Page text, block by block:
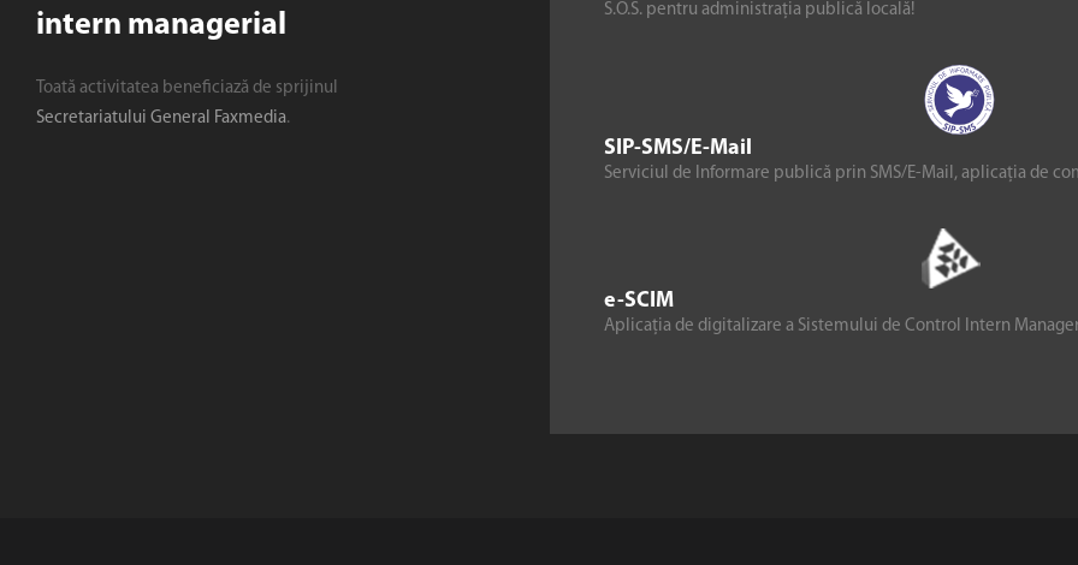
intern managerial
Toată activitatea beneficiază de sprijinul
Secretariatului General Faxmedia.
S.O.S. pentru administrația publică locală!
SIP-SMS/E-Mail
Serviciul de Informare publică prin SMS/E-Mail, aplicația de
e-SCIM
Aplicația de digitalizare a Sistemului de Control Intern